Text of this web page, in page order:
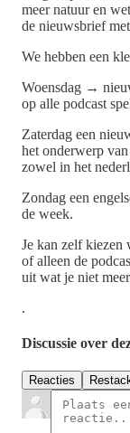
meer natuur en
de nieuwsbrief
We hebben een
Woensdag →
op alle podcast
Zaterdag een
het onderwerp
zowel in het
Zondag een
de week.
Je kan zelf kiezen
of alleen de
uit wat je niet
.
Discussie over
Reacties